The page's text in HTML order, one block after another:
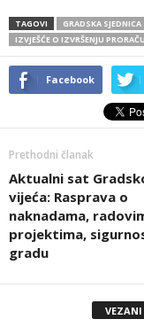
TAGOVI GRADSKA SJEDNICA
IZVJEŠĆE O IZVRŠENJU
Facebook
Prethodni članak
Aktualni sat
vijeća: Rasprava o
naknadama,
projektima,
gradu
VEZANI